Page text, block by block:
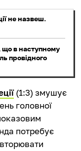
не назвеш.
в наступному
провідного
(1:3) змушує
головної
потребує